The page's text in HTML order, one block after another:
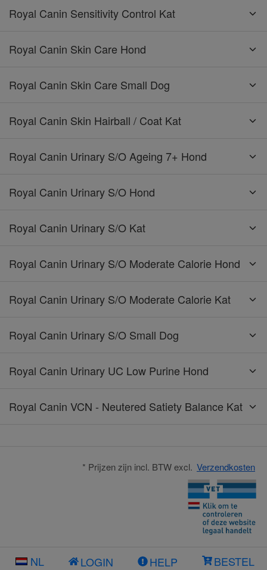
Royal Canin Sensitivity Control Kat
Royal Canin Skin Care Hond
Royal Canin Skin Care Small Dog
Royal Canin Skin Hairball / Coat Kat
Royal Canin Urinary S/O Ageing 7+ Hond
Royal Canin Urinary S/O Hond
Royal Canin Urinary S/O Kat
Royal Canin Urinary S/O Moderate Calorie Hond
Royal Canin Urinary S/O Moderate Calorie Kat
Royal Canin Urinary S/O Small Dog
Royal Canin Urinary UC Low Purine Hond
Royal Canin VCN - Neutered Satiety Balance Kat
* Prijzen zijn incl. BTW excl. Verzendkosten
NL LOGIN HELP BESTEL